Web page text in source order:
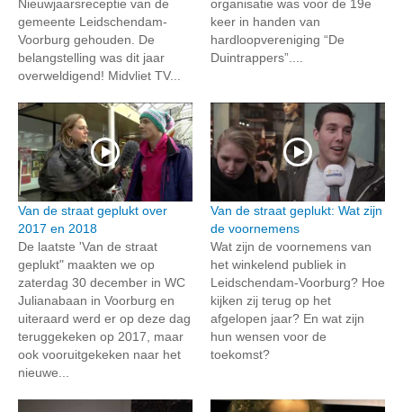
Nieuwjaarsreceptie van de
gemeente Leidschendam-
Voorburg gehouden. De
belangstelling was dit jaar
overweldigend! Midvliet TV...
organisatie was voor de 19e
keer in handen van
hardloopvereniging “De
Duintrappers”....
Van de straat geplukt over
2017 en 2018
De laatste 'Van de straat
geplukt" maakten we op
zaterdag 30 december in WC
Julianabaan in Voorburg en
uiteraard werd er op deze dag
teruggekeken op 2017, maar
ook vooruitgekeken naar het
nieuwe...
Van de straat geplukt: Wat zijn
de voornemens
Wat zijn de voornemens van
het winkelend publiek in
Leidschendam-Voorburg? Hoe
kijken zij terug op het
afgelopen jaar? En wat zijn
hun wensen voor de
toekomst?